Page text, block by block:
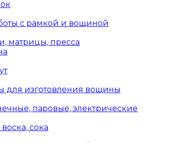
с рамкой и вощиной
матрицы, пресса
для изготовления вощины
паровые, электрические
сока